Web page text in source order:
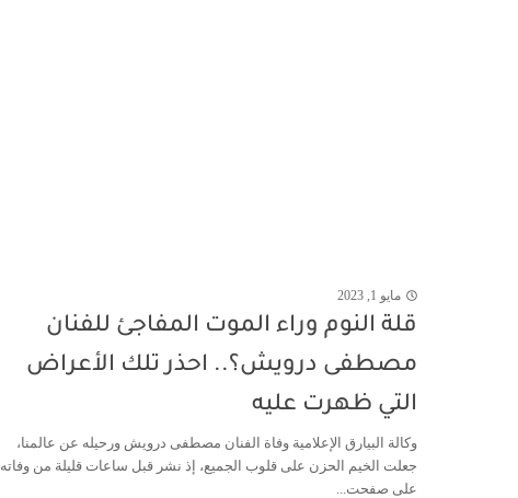
مايو 1, 2023
قلة النوم وراء الموت المفاجئ للفنان
مصطفى درويش؟.. احذر تلك الأعراض
التي ظهرت عليه
وكالة البيارق الإعلامية وفاة الفنان مصطفى درويش ورحيله عن عالمنا،
جعلت الخيم الحزن على قلوب الجميع، إذ نشر قبل ساعات قليلة من وفاته
على صفحت...